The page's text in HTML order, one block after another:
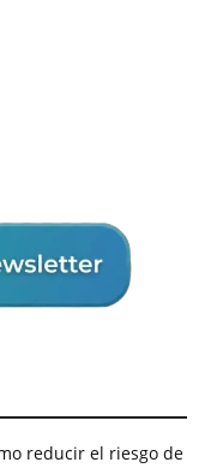
reducir el riesgo de